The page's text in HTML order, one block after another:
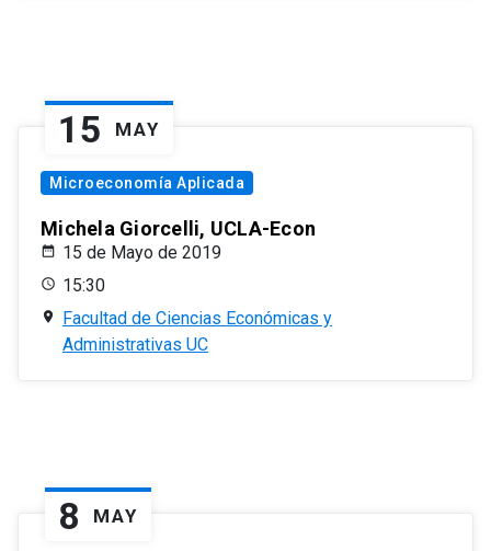
15 MAY
Microeconomía Aplicada
Michela Giorcelli, UCLA-Econ
15 de Mayo de 2019
15:30
Facultad de Ciencias Económicas y
Administrativas UC
8 MAY